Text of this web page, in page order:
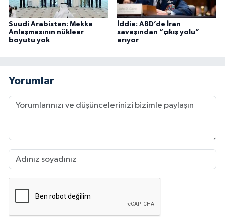
Suudi Arabistan: Mekke
Anlaşmasının nükleer
boyutu yok
İddia: ABD’de İran
savaşından “çıkış yolu”
arıyor
Yorumlar